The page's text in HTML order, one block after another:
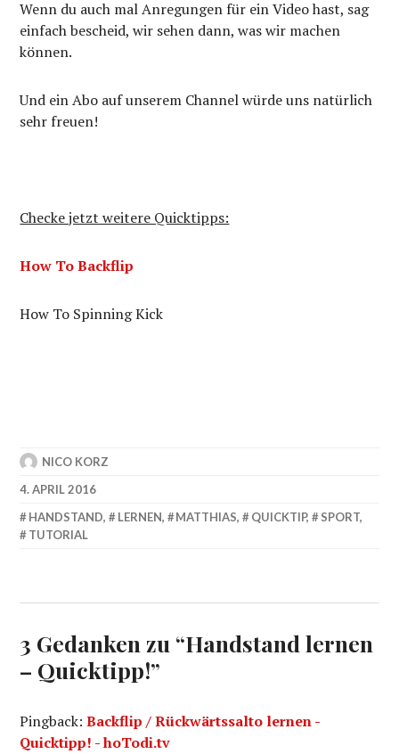
Wenn du auch mal Anregungen für ein Video hast, sag
einfach bescheid, wir sehen dann, was wir machen
können.
Und ein Abo auf unserem Channel würde uns natürlich
sehr freuen!
Checke jetzt weitere Quicktipps:
How To Backflip
How To Spinning Kick
NICO KORZ
4. APRIL 2016
HANDSTAND, LERNEN, MATTHIAS, QUICKTIP, SPORT,
TUTORIAL
3 Gedanken zu “Handstand lernen
– Quicktipp!”
Pingback:Backflip / Rückwärtssalto lernen -
Quicktipp! - hoTodi.tv